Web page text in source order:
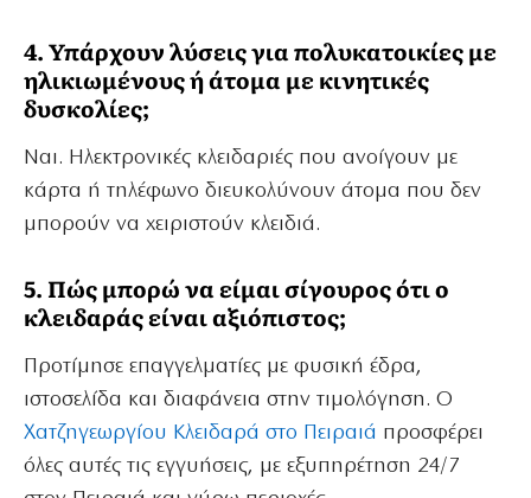
4. Υπάρχουν λύσεις για πολυκατοικίες με
ηλικιωμένους ή άτομα με κινητικές
δυσκολίες;
Ναι. Ηλεκτρονικές κλειδαριές που ανοίγουν με
κάρτα ή τηλέφωνο διευκολύνουν άτομα που δεν
μπορούν να χειριστούν κλειδιά.
5. Πώς μπορώ να είμαι σίγουρος ότι ο
κλειδαράς είναι αξιόπιστος;
Προτίμησε επαγγελματίες με φυσική έδρα,
ιστοσελίδα και διαφάνεια στην τιμολόγηση. Ο
Χατζηγεωργίου Κλειδαρά στο Πειραιά προσφέρει
όλες αυτές τις εγγυήσεις, με εξυπηρέτηση 24/7